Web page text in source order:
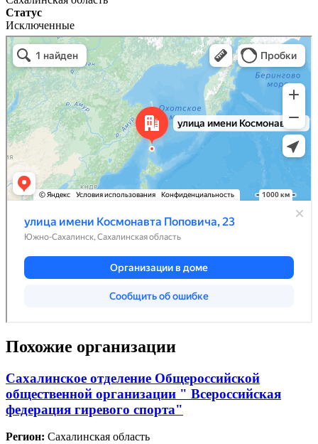
Статус
Исключенные
Похожие организации
Сахалинское отделение Общероссийской
общественной организации " Всероссийская
федерация гиревого спорта"
Регион: Сахалинская область